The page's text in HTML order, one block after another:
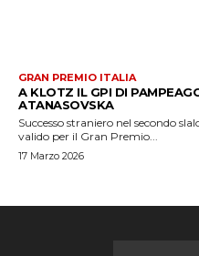
GRAN PREMIO ITALIA
A KLOTZ IL GPI DI
ATANASOVSKA
Successo straniero nel secondo
valido per il Gran Premio...
17 Marzo 2026